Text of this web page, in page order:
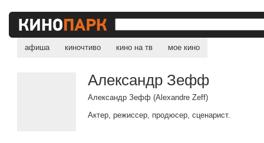
афиша киночтиво кино на тв мое кино
Александр Зефф
Александр Зефф (Alexandre Zeff)
Актер, режиссер, продюсер, сценарист.